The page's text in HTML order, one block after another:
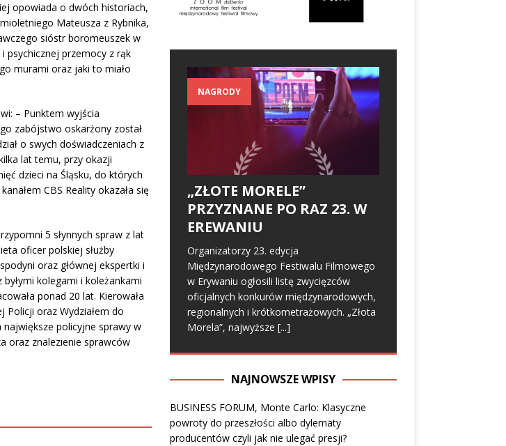
opowiada o dwóch historiach,
Mateusza z Rybnika,
sióstr boromeuszek w
psychicznej przemocy z rąk
murami oraz jaki to miało
– Punktem wyjścia
zabójstwo oskarżony został
o swych doświadczeniach z
lat temu, przy okazji
dzieci na Śląsku, do których
CBS Reality okazała się
5 słynnych spraw z lat
oficer polskiej służby
oraz głównej ekspertki i
kolegami i koleżankami
ponad 20 lat. Kierowała
Policji oraz Wydziałem do
największe policyjne sprawy w
oraz znalezienie sprawców
NAGRODY
„ZŁOTE MORELE”
PRZYZNANE PO RAZ 23. W
EREWANIU
Organizatorzy 23. edycja
Międzynarodowego Festiwalu Filmowego
w Erywaniu ogłosili listę zwycięzców
oficjalnych konkurów międzynarodowych,
regionalnych i krótkometrażowych. „Złota
Morela”, najwyższe [...]
NAJNOWSZE WPISY
BUSINESS FORUM, Monte Carlo: Klasyczne
powroty do przeszłości albo dylematy
producentów czyli jak nie ulegać presji?